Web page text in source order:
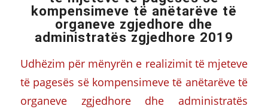
kompensimeve të anëtarëve të
organeve zgjedhore dhe
administratës zgjedhore 2019
Udhëzim për mënyrën e realizimit të mjeteve
të pagesës së kompensimeve të anëtarëve të
organeve zgjedhore dhe administratës